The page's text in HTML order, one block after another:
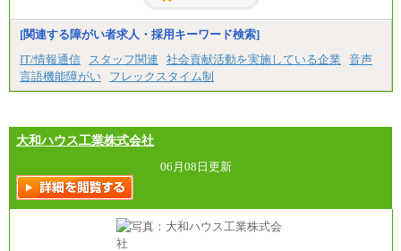
[関連する障がい者求人・採用キーワード検索]
IT/情報通信
スタッフ関連 社会貢献活動を実施している企業
音声
言語機能障がい
フレックスタイム制
大和ハウス工業株式会社
06月08日更新